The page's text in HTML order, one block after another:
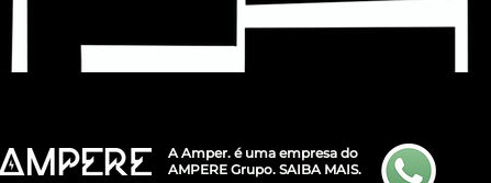
A Amper. é uma empresa do
AMPERE Grupo. SAIBA MAIS.